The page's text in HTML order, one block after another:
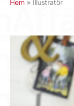
Hem Illustratör